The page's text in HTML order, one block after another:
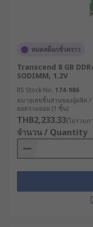
หมดสต็อกชั่วคราว
Transcend 8 GB
SODIMM, 1.2V
RS Stock No. 174-986
หมายเลขชิ้นส่วนของผู้ผลิต /
ยอดรวมย่อย (1 ชิ้น)
THB2,233.33(ไม่รวมภ
จำนวน / Quantity